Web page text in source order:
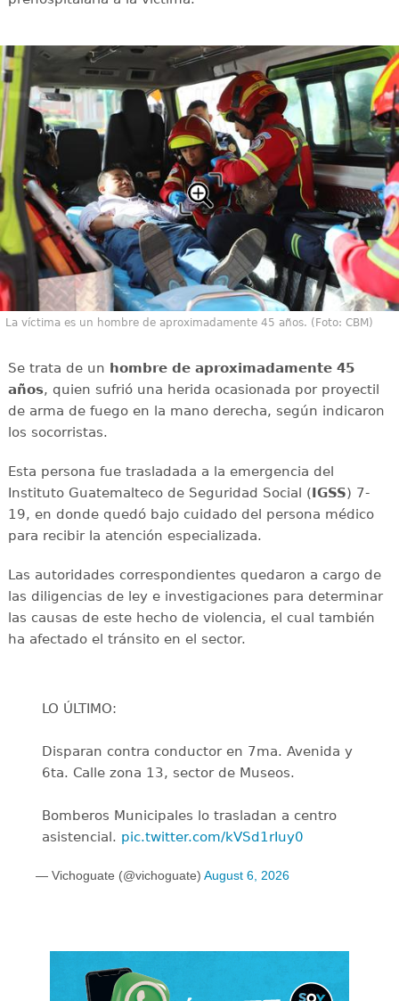
La víctima es un hombre de aproximadamente 45 años. (Foto: CBM)
Se trata de un hombre de aproximadamente 45
años, quien sufrió una herida ocasionada por proyectil
de arma de fuego en la mano derecha, según indicaron
los socorristas.
Esta persona fue trasladada a la emergencia del
Instituto Guatemalteco de Seguridad Social (IGSS) 7-
19, en donde quedó bajo cuidado del persona médico
para recibir la atención especializada.
Las autoridades correspondientes quedaron a cargo de
las diligencias de ley e investigaciones para determinar
las causas de este hecho de violencia, el cual también
ha afectado el tránsito en el sector.
LO ÚLTIMO:
Disparan contra conductor en 7ma. Avenida y
6ta. Calle zona 13, sector de Museos.
Bomberos Municipales lo trasladan a centro
asistencial. pic.twitter.com/kVSd1rIuy0
— Vichoguate (@vichoguate) August 6, 2026